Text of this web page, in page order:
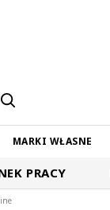
MARKI WŁASNE
PRACY